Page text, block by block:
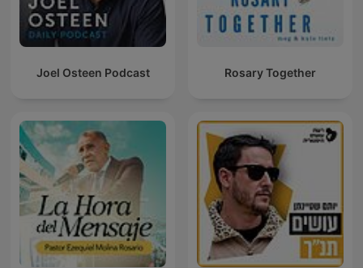
Joel Osteen Podcast Rosary Together